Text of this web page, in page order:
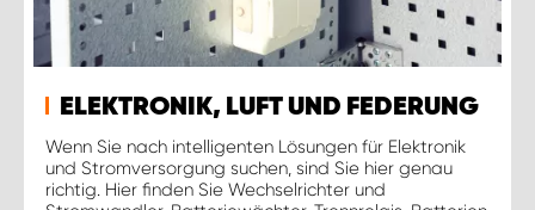
ELEKTRONIK, LUFT UND FEDERUNG
Wenn Sie nach intelligenten Lösungen für Elektronik
und Stromversorgung suchen, sind Sie hier genau
richtig. Hier finden Sie Wechselrichter und